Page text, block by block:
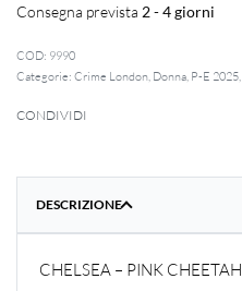
Consegna prevista 2 - 4 giorni
9990
Categorie: Crime London Donna P-E 2025
CONDIVIDI
DESCRIZIONE
CHELSEA – PINK CHEETAH